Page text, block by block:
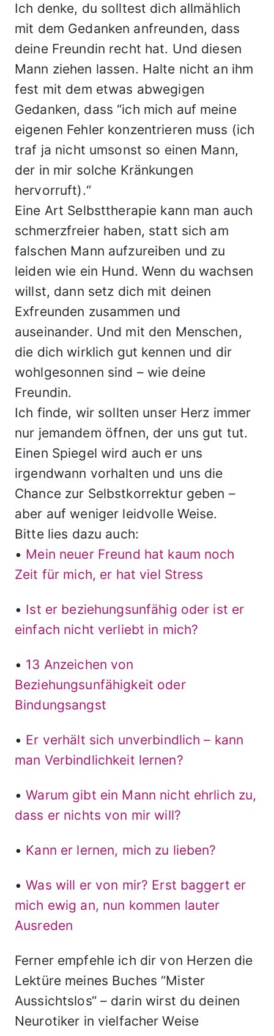
Ich denke, du solltest dich allmählich
mit dem Gedanken anfreunden, dass
deine Freundin recht hat. Und diesen
Mann ziehen lassen. Halte nicht an ihm
fest mit dem etwas abwegigen
Gedanken, dass “ich mich auf meine
eigenen Fehler konzentrieren muss (ich
traf ja nicht umsonst so einen Mann,
der in mir solche Kränkungen
hervorruft).“
Eine Art Selbsttherapie kann man auch
schmerzfreier haben, statt sich am
falschen Mann aufzureiben und zu
leiden wie ein Hund. Wenn du wachsen
willst, dann setz dich mit deinen
Exfreunden zusammen und
auseinander. Und mit den Menschen,
die dich wirklich gut kennen und dir
wohlgesonnen sind – wie deine
Freundin.
Ich finde, wir sollten unser Herz immer
nur jemandem öffnen, der uns gut tut.
Einen Spiegel wird auch er uns
irgendwann vorhalten und uns die
Chance zur Selbstkorrektur geben –
aber auf weniger leidvolle Weise.
Bitte lies dazu auch:
• Mein neuer Freund hat kaum noch
Zeit für mich, er hat viel Stress
• Ist er beziehungsunfähig oder ist er
einfach nicht verliebt in mich?
• 13 Anzeichen von
Beziehungsunfähigkeit oder
Bindungsangst
• Er verhält sich unverbindlich – kann
man Verbindlichkeit lernen?
•Warum gibt ein Mann nicht ehrlich zu,
dass er nichts von mir will?
• Kann er lernen, mich zu lieben?
•Was will er von mir? Erst baggert er
mich ewig an, nun kommen lauter
Ausreden
Ferner empfehle ich dir von Herzen die
Lektüre meines Buches “Mister
Aussichtslos“ – darin wirst du deinen
Neurotiker in vielfacher Weise